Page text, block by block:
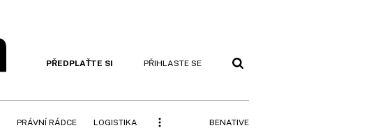
PŘEDPLAŤTE SI PŘIHLASTE SE
PRÁVNÍ RÁDCE LOGISTIKA BENATIVE